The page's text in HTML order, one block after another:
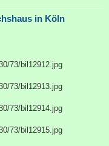
in Köln
73/bil12912.jpg
73/bil12913.jpg
73/bil12914.jpg
73/bil12915.jpg